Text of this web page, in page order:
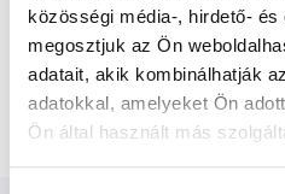
közösségi média-, hirdető-
megosztjuk az Ön
adatait, akik kombinálhatják
adatokkal, amelyeket Ön
Ön által használt más
Főoldal Ortopédus
Blokád injekció beadása